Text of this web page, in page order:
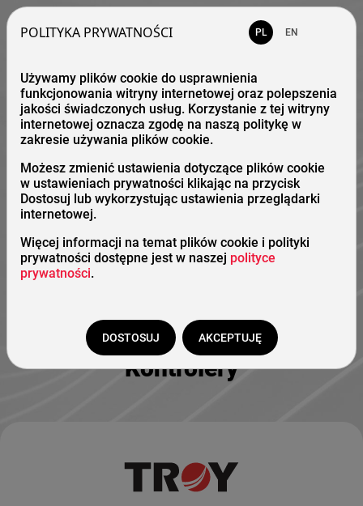
Kontrolery
POLITYKA PRYWATNOŚCI PL EN
Używamy plików cookie do usprawnienia
funkcjonowania witryny internetowej oraz polepszenia
jakości świadczonych usług. Korzystanie z tej witryny
internetowej oznacza zgodę na naszą politykę w
zakresie używania plików cookie.
Możesz zmienić ustawienia dotyczące plików cookie
w ustawieniach prywatności klikając na przycisk
Dostosuj lub wykorzystując ustawienia przeglądarki
internetowej.
Więcej informacji na temat plików cookie i polityki
prywatności dostępne jest w naszej polityce
prywatności.
DOSTOSUJ AKCEPTUJĘ